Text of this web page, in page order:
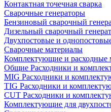
Контактная точечная сварка
Сварочные генераторы
Бензиновый сварочный
Дизельный сварочный
Двухпостовые и
Сварочные материалы
Комплектующие и расходные
Общие Расходники и
MIG Расходники и
TIG Расходники и
CUT Расходники и
Комплектующие для